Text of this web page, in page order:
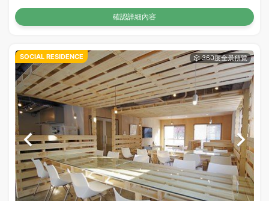
確認詳細內容
SOCIAL RESIDENCE